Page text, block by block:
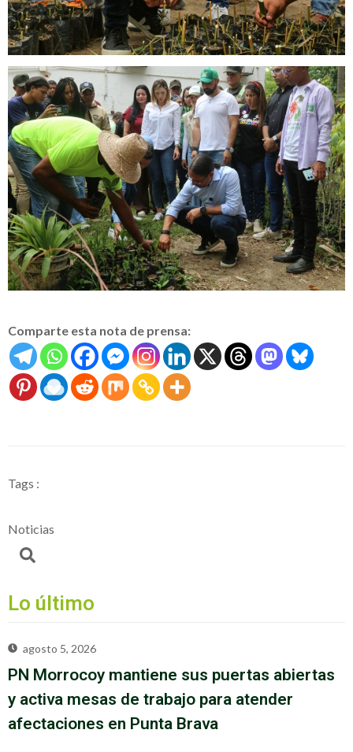
Comparte esta nota de prensa:
Tags :
Noticias
Lo último
agosto 5, 2026
PN Morrocoy mantiene sus puertas abiertas
y activa mesas de trabajo para atender
afectaciones en Punta Brava